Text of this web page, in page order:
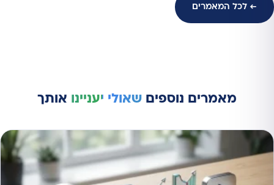
← לכל המאמרים
מאמרים נוספים שאולי יעניינו אותך